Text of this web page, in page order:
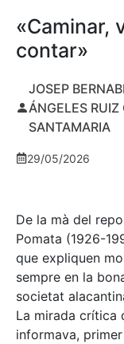
«Caminar,
contar»
JOSEP
ÁNGELES RUIZ
SANTAMARIA
29/05/2026
De la mà del
Pomata (1926-
que expliquen
sempre en la
societat
La mirada crítica
informava,